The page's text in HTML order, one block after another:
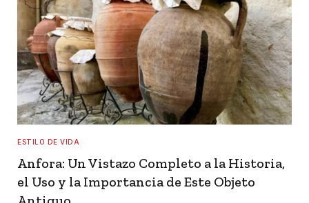
ESTILO DE VIDA
Anfora: Un Vistazo Completo a la Historia,
el Uso y la Importancia de Este Objeto